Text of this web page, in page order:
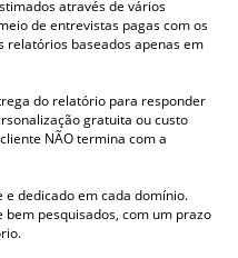
através de vários
de entrevistas pagas com os
relatórios baseados apenas em
do relatório para responder
gratuita ou custo
NÃO termina com a
dedicado em cada domínio.
pesquisados, com um prazo